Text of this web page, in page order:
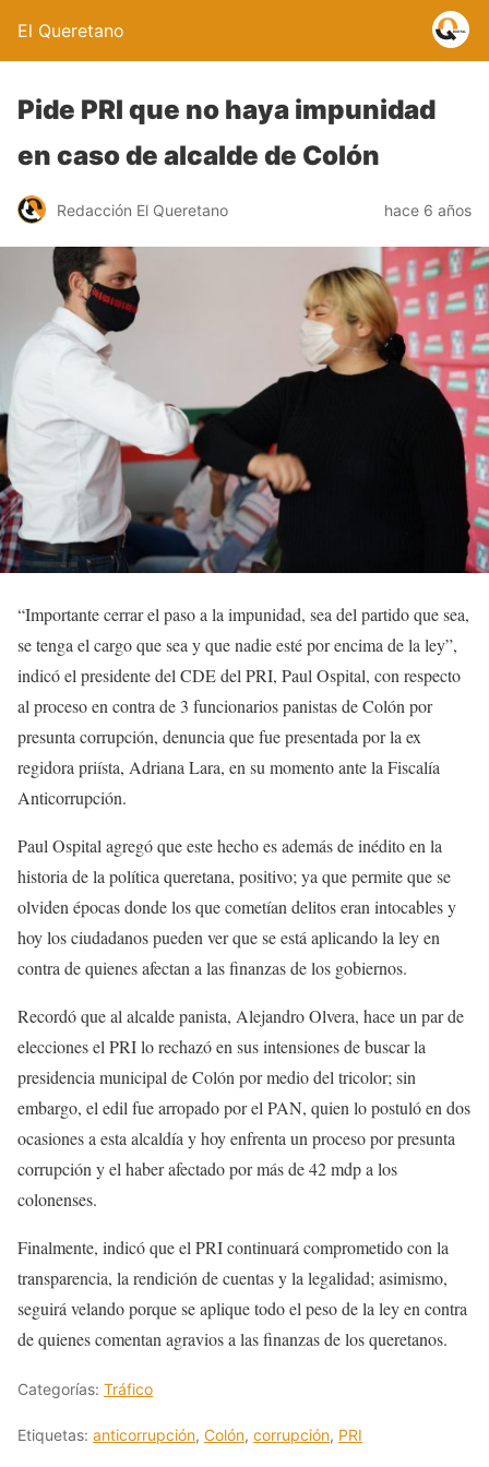
El Queretano
Pide PRI que no haya impunidad
en caso de alcalde de Colón
Redacción El Queretano hace 6 años
“Importante cerrar el paso a la impunidad, sea del partido que sea,
se tenga el cargo que sea y que nadie esté por encima de la ley”,
indicó el presidente del CDE del PRI, Paul Ospital, con respecto
al proceso en contra de 3 funcionarios panistas de Colón por
presunta corrupción, denuncia que fue presentada por la ex
regidora priísta, Adriana Lara, en su momento ante la Fiscalía
Anticorrupción.
Paul Ospital agregó que este hecho es además de inédito en la
historia de la política queretana, positivo; ya que permite que se
olviden épocas donde los que cometían delitos eran intocables y
hoy los ciudadanos pueden ver que se está aplicando la ley en
contra de quienes afectan a las finanzas de los gobiernos.
Recordó que al alcalde panista, Alejandro Olvera, hace un par de
elecciones el PRI lo rechazó en sus intensiones de buscar la
presidencia municipal de Colón por medio del tricolor; sin
embargo, el edil fue arropado por el PAN, quien lo postuló en dos
ocasiones a esta alcaldía y hoy enfrenta un proceso por presunta
corrupción y el haber afectado por más de 42 mdp a los
colonenses.
Finalmente, indicó que el PRI continuará comprometido con la
transparencia, la rendición de cuentas y la legalidad; asimismo,
seguirá velando porque se aplique todo el peso de la ley en contra
de quienes comentan agravios a las finanzas de los queretanos.
Categorías: Tráfico
Etiquetas: anticorrupción, Colón, corrupción, PRI